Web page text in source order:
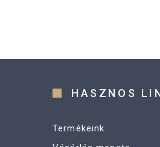
HASZNOS
Termékeink